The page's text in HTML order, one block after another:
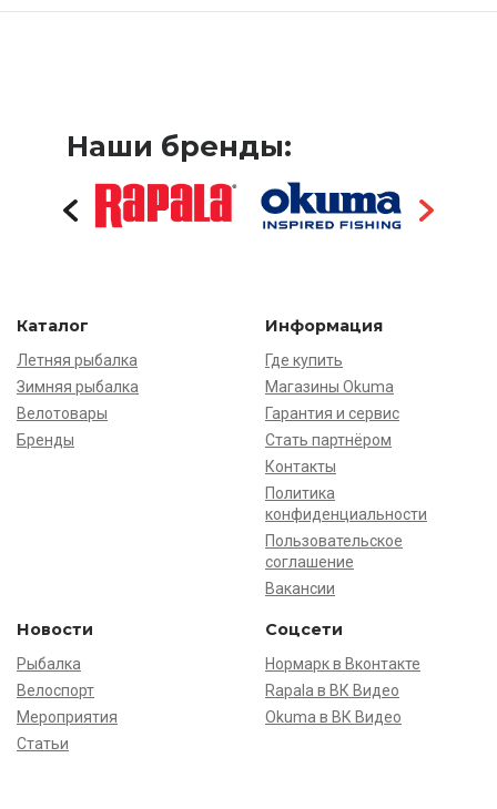
Наши бренды:
Каталог
Летняя рыбалка
Зимняя рыбалка
Велотовары
Бренды
Информация
Где купить
Магазины Okuma
Гарантия и сервис
Стать партнёром
Контакты
Политика
конфиденциальности
Пользовательское
соглашение
Вакансии
Новости
Рыбалка
Велоспорт
Мероприятия
Статьи
Соцсети
Нормарк в Вконтакте
Rapala в ВК Видео
Okuma в ВК Видео